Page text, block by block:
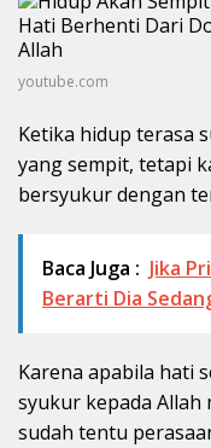
youtube.com
Ketika hidup terasa
yang sempit, tetapi
bersyukur dengan
Baca Juga : Jika
Berarti Dia
Karena apabila hati
syukur kepada Allah
sudah tentu